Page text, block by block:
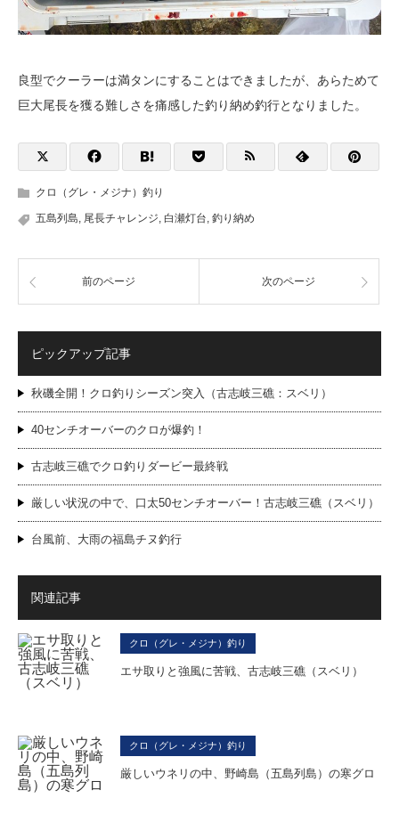
良型でクーラーは満タンにすることはできましたが、あらためて
巨大尾長を獲る難しさを痛感した釣り納め釣行となりました。
クロ（グレ・メジナ）釣り
五島列島, 尾長チャレンジ, 白瀬灯台, 釣り納め
前のページ 次のページ
ピックアップ記事
秋磯全開！クロ釣りシーズン突入（古志岐三礁：スベリ）
40センチオーバーのクロが爆釣！
古志岐三礁でクロ釣りダービー最終戦
厳しい状況の中で、口太50センチオーバー！古志岐三礁（スベリ）
台風前、大雨の福島チヌ釣行
関連記事
クロ（グレ・メジナ）釣り
エサ取りと強風に苦戦、古志岐三礁（スベリ）
クロ（グレ・メジナ）釣り
厳しいウネリの中、野崎島（五島列島）の寒グロ